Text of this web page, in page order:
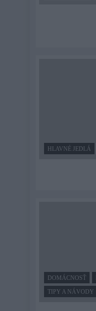
HLAVNÉ JEDLÁ
DOMÁCNOSŤ
TIPY A NÁVODY